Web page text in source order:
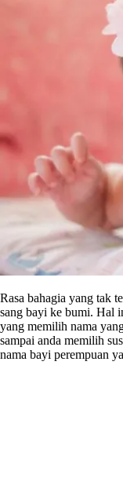
Rasa bahagia yang tak
sang bayi ke bumi. Hal
yang memilih nama
sampai anda memilih
nama bayi perempuan